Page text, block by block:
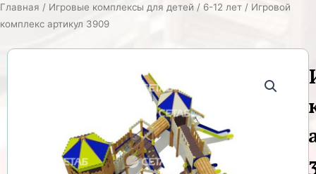
Главная / Игровые комплексы для детей / 6-12 лет / Игровой
комплекс артикул 3909